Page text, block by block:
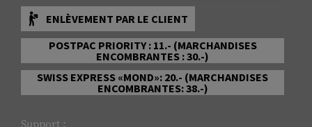
ENLÈVEMENT PAR LE CLIENT
POSTPAC PRIORITY : 11.- (MARCHANDISES
ENCOMBRANTES : 30.-)
SWISS EXPRESS «MOND»: 20.- (MARCHANDISES
ENCOMBRANTES: 38.-)
Support :